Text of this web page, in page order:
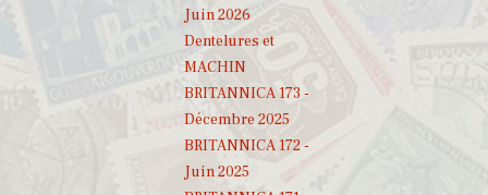
Juin 2026
Dentelures et
MACHIN
BRITANNICA 173 -
Décembre 2025
BRITANNICA 172 -
Juin 2025